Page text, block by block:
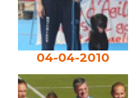
04-04-2010